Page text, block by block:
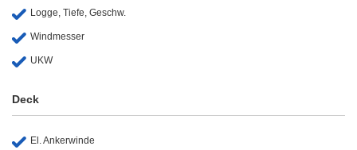
Logge, Tiefe, Geschw.
Windmesser
UKW
Deck
El. Ankerwinde